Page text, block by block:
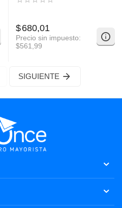
$680,01
Precio sin impuesto:
$561,99
SIGUIENTE